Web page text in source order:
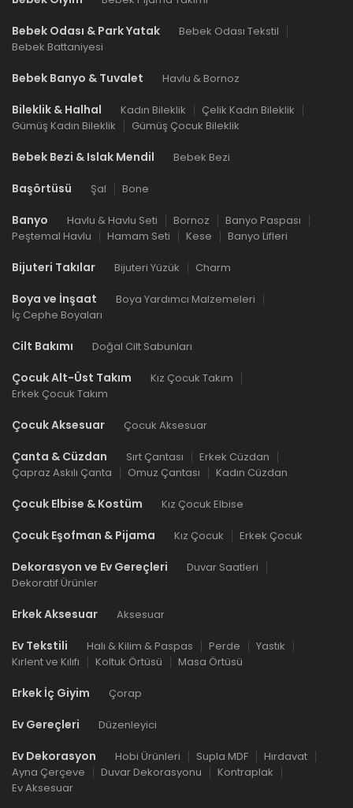
Bebek Odası & Park Yatak
Bebek Odası Tekstil
Bebek Battaniyesi
Bebek Banyo & Tuvalet Havlu & Bornoz
Bileklik & Halhal Kadın Bileklik
Çelik Kadın Bileklik
Gümüş Kadın Bileklik
Gümüş Çocuk Bileklik
Bebek Bezi & Islak Mendil Bebek Bezi
Başörtüsü Şal Bone
Banyo Havlu & Havlu Seti Bornoz
Banyo Paspası
Peştemal Havlu
Hamam Seti Kese Banyo Lifleri
Bijuteri Takılar Bijuteri Yüzük Charm
Boya ve İnşaat
Boya Yardımcı Malzemeleri
İç Cephe Boyaları
Cilt Bakımı Doğal Cilt Sabunları
Çocuk Alt-Üst Takım
Kız Çocuk Takım
Erkek Çocuk Takım
Çocuk Aksesuar Çocuk Aksesuar
Çanta & Cüzdan Sırt Çantası
Erkek Cüzdan
Çapraz Askılı Çanta
Omuz Çantası Kadın Cüzdan
Çocuk Elbise & Kostüm Kız Çocuk Elbise
Çocuk Eşofman & Pijama Kız Çocuk Erkek Çocuk
Dekorasyon ve Ev Gereçleri
Duvar Saatleri
Dekoratif Ürünler
Erkek Aksesuar Aksesuar
Ev Tekstili Halı & Kilim & Paspas Perde
Yastık
Kırlent ve Kılıfı
Koltuk Örtüsü Masa Örtüsü
Erkek İç Giyim Çorap
Ev Gereçleri Düzenleyici
Ev Dekorasyon Hobi Ürünleri Supla MDF
Hırdavat
Ayna Çerçeve
Duvar Dekorasyonu
Kontraplak
Ev Aksesuar